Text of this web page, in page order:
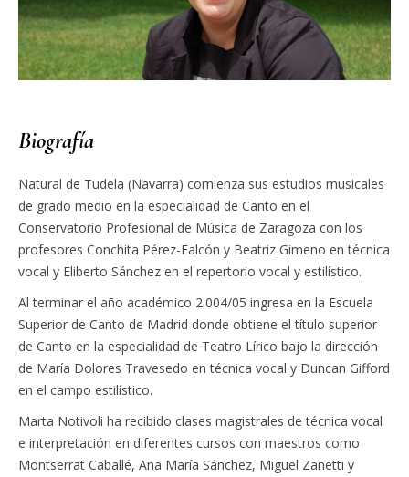
Biografía
Natural de Tudela (Navarra) comienza sus estudios musicales
de grado medio en la especialidad de Canto en el
Conservatorio Profesional de Música de Zaragoza con los
profesores Conchita Pérez-Falcón y Beatriz Gimeno en técnica
vocal y Eliberto Sánchez en el repertorio vocal y estilístico.
Al terminar el año académico 2.004/05 ingresa en la Escuela
Superior de Canto de Madrid donde obtiene el título superior
de Canto en la especialidad de Teatro Lírico bajo la dirección
de María Dolores Travesedo en técnica vocal y Duncan Gifford
en el campo estilístico.
Marta Notivoli ha recibido clases magistrales de técnica vocal
e interpretación en diferentes cursos con maestros como
Montserrat Caballé, Ana María Sánchez, Miguel Zanetti y